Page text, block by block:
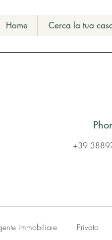
Home Cerca la tua
+39
immobiliare Privato